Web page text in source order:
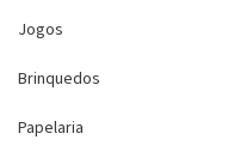
Jogos
Brinquedos
Papelaria